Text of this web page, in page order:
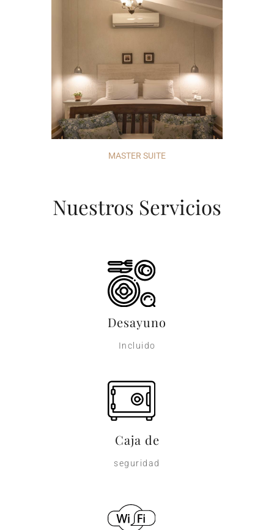
MASTER SUITE
Nuestros Servicios
Desayuno
Incluido
Caja de
seguridad